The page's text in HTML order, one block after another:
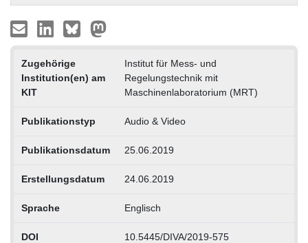
Zugehörige
Institution(en) am
KIT
Institut für Mess- und
Regelungstechnik mit
Maschinenlaboratorium (MRT)
Publikationstyp Audio & Video
Publikationsdatum 25.06.2019
Erstellungsdatum 24.06.2019
Sprache Englisch
DOI 10.5445/DIVA/2019-575